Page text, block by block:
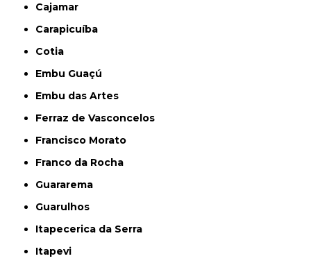
Cajamar
Carapicuíba
Cotia
Embu Guaçú
Embu das Artes
Ferraz de Vasconcelos
Francisco Morato
Franco da Rocha
Guararema
Guarulhos
Itapecerica da Serra
Itapevi